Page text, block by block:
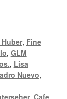
, Fine
, GLM
, Lisa
Nuevo,